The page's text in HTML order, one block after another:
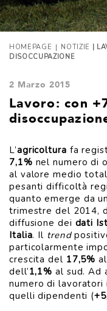
HOMEPAGE | NOTIZIE
|
DISOCCUPAZIONE
2 Marzo 2015
Lavoro: con
L’agricoltura fa
7,1% nel numero di
al valore medio
pesanti difficoltà
quanto emerge da
trimestre del 2014,
diffusione dei dati
Italia. Il trend
particolarmente
crescita del 17,5%
dell’1,1% al sud. Ad
numero di lavoratori
quelli dipendenti (